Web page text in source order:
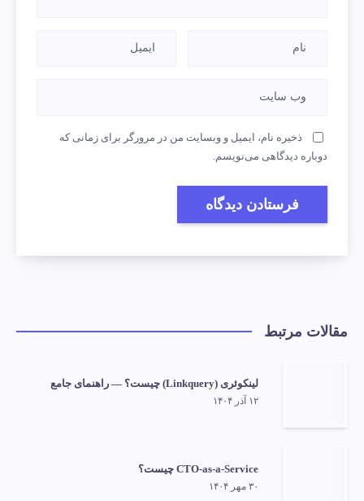
ذخیره نام، ایمیل و وبسایت من در مرورگر برای زمانی که
دوباره دیدگاهی می‌نویسم.
مقالات مرتبط
لینکوئری (Linkquery) چیست؟ — راهنمای جامع
۱۲ آذر ۱۴۰۴
CTO-as-a-Service چیست؟
۳۰ مهر ۱۴۰۴